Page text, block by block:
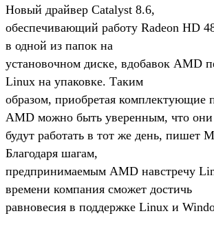
Новый драйвер Catalyst 8.6,
обеспечивающий работу Radeon HD
в одной из папок на
установочном диске, вдобавок AMD
Linux на упаковке. Таким
образом, приобретая комплектующие
AMD можно быть уверенным, что они
будут работать в тот же день, пишет
Благодаря шагам,
предпринимаемым AMD навстречу
времени компания сможет достичь
равновесия в поддержке Linux и